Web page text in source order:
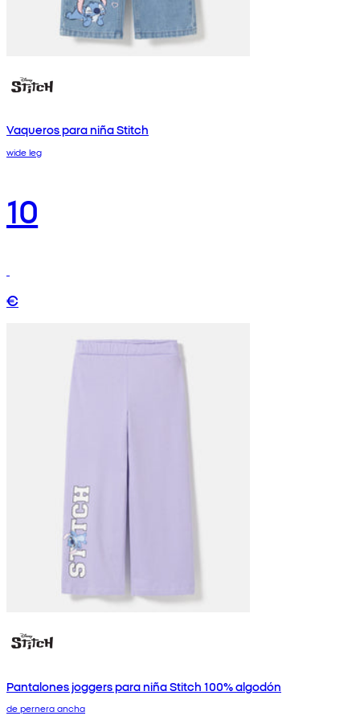
Vaqueros para niña Stitch
wide leg
10
€
Pantalones joggers para niña Stitch 100% algodón
de pernera ancha